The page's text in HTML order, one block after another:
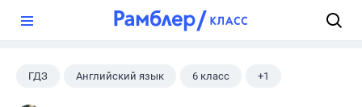
ГДЗ Английский язык 6 класс +1